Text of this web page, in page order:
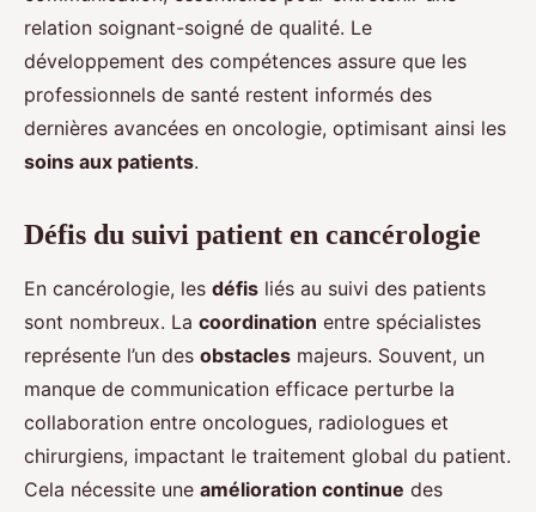
relation soignant-soigné de qualité. Le
développement des compétences assure que les
professionnels de santé restent informés des
dernières avancées en oncologie, optimisant ainsi les
soins aux patients.
Défis du suivi patient en cancérologie
En cancérologie, les défis liés au suivi des patients
sont nombreux. La coordination entre spécialistes
représente l’un des obstacles majeurs. Souvent, un
manque de communication efficace perturbe la
collaboration entre oncologues, radiologues et
chirurgiens, impactant le traitement global du patient.
Cela nécessite une amélioration continue des